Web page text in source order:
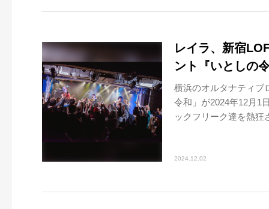
レイラ、新宿
ント『いとしの
横浜のオルタナティブ
令和」が2024年12月1
ックフリーク達を熱狂
2024.12.02